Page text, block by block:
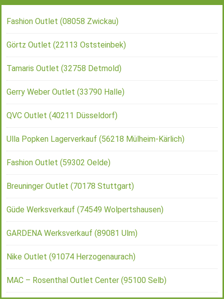
Fashion Outlet (08058 Zwickau)
Görtz Outlet (22113 Oststeinbek)
Tamaris Outlet (32758 Detmold)
Gerry Weber Outlet (33790 Halle)
QVC Outlet (40211 Düsseldorf)
Ulla Popken Lagerverkauf (56218 Mülheim-Kärlich)
Fashion Outlet (59302 Oelde)
Breuninger Outlet (70178 Stuttgart)
Güde Werksverkauf (74549 Wolpertshausen)
GARDENA Werksverkauf (89081 Ulm)
Nike Outlet (91074 Herzogenaurach)
MAC – Rosenthal Outlet Center (95100 Selb)